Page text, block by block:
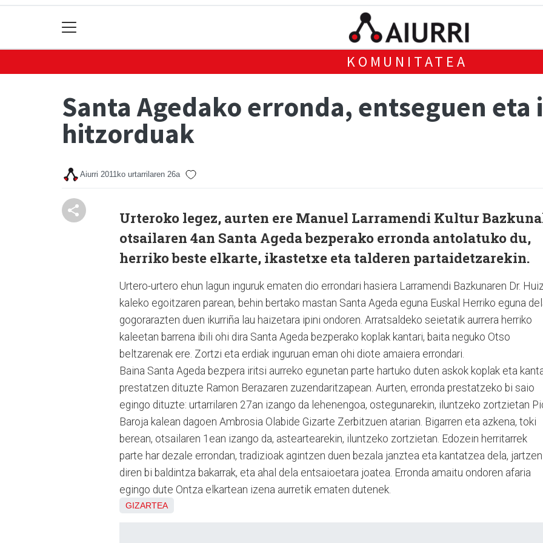
KOMUNITATEA
Santa Agedako erronda, entseguen
hitzorduak
Aiurri 2011ko urtarrilaren 26a
Urteroko legez, aurten ere Manuel Larramendi Kultur
otsailaren 4an Santa Ageda bezperako erronda antolatuko du,
herriko beste elkarte, ikastetxe eta talderen partaidetzarekin.
Urtero-urtero ehun lagun inguruk ematen dio errondari hasiera Larramendi Bazkunaren Dr.
kaleko egoitzaren parean, behin bertako mastan Santa Ageda eguna Euskal Herriko eguna
gogorarazten duen ikurriña lau haizetara ipini ondoren. Arratsaldeko seietatik aurrera herriko
kaleetan barrena ibili ohi dira Santa Ageda bezperako koplak kantari, baita neguko Otso
beltzarenak ere. Zortzi eta erdiak inguruan eman ohi diote amaiera errondari.
Baina Santa Ageda bezpera iritsi aurreko egunetan parte hartuko duten askok koplak eta
prestatzen dituzte Ramon Berazaren zuzendaritzapean. Aurten, erronda prestatzeko bi saio
egingo dituzte: urtarrilaren 27an izango da lehenengoa, ostegunarekin, iluntzeko zortzietan
Baroja kalean dagoen Ambrosia Olabide Gizarte Zerbitzuen atarian. Bigarren eta azkena, toki
berean, otsailaren 1ean izango da, asteartearekin, iluntzeko zortzietan. Edozein herritarrek
parte har dezale errondan, tradizioak agintzen duen bezala janztea eta kantatzea dela, jartzen
diren bi baldintza bakarrak, eta ahal dela entsaioetara joatea. Erronda amaitu ondoren afaria
egingo dute Ontza elkartean izena aurretik ematen dutenek.
GIZARTEA